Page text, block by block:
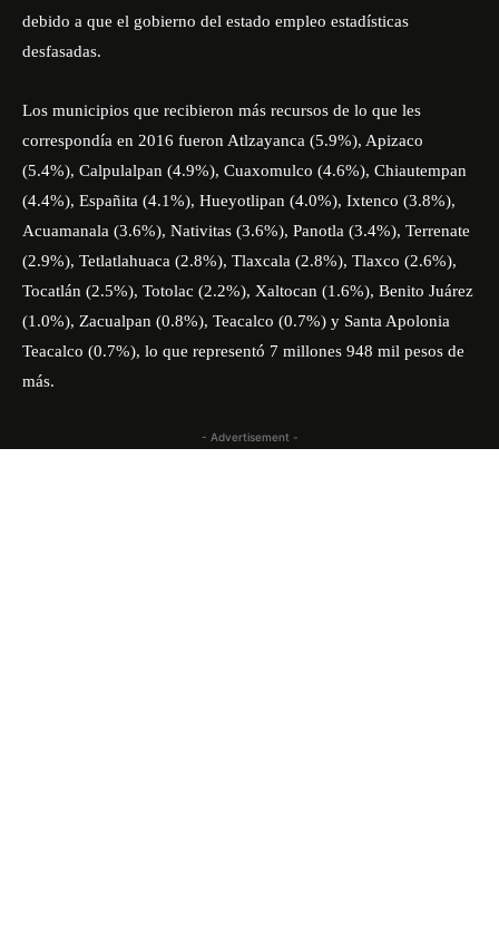
debido a que el gobierno del estado empleo estadísticas
desfasadas.
Los municipios que recibieron más recursos de lo que les
correspondía en 2016 fueron Atlzayanca (5.9%), Apizaco
(5.4%), Calpulalpan (4.9%), Cuaxomulco (4.6%), Chiautempan
(4.4%), Españita (4.1%), Hueyotlipan (4.0%), Ixtenco (3.8%),
Acuamanala (3.6%), Nativitas (3.6%), Panotla (3.4%), Terrenate
(2.9%), Tetlatlahuaca (2.8%), Tlaxcala (2.8%), Tlaxco (2.6%),
Tocatlán (2.5%), Totolac (2.2%), Xaltocan (1.6%), Benito Juárez
(1.0%), Zacualpan (0.8%), Teacalco (0.7%) y Santa Apolonia
Teacalco (0.7%), lo que representó 7 millones 948 mil pesos de
más.
- Advertisement -